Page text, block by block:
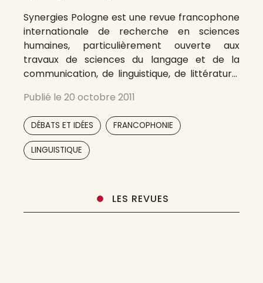
Synergies Pologne est une revue francophone
internationale de recherche en sciences
humaines, particulièrement ouverte aux
travaux de sciences du langage et de la
communication, de linguistique, de littérature,
vocation est de mettre en œuvre en Pologne
et dans d’autres pays de la région de l’Europe
Centrale le Programme Mondial
Publié le 20 octobre 2011
DÉBATS ET IDÉES FRANCOPHONIE
LINGUISTIQUE
LES REVUES